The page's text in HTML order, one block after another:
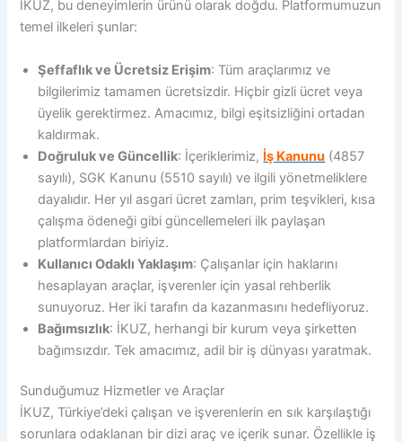
İKUZ, bu deneyimlerin ürünü olarak doğdu. Platformumuzun
temel ilkeleri şunlar:
Şeffaflık ve Ücretsiz Erişim: Tüm araçlarımız ve
bilgilerimiz tamamen ücretsizdir. Hiçbir gizli ücret veya
üyelik gerektirmez. Amacımız, bilgi eşitsizliğini ortadan
kaldırmak.
Doğruluk ve Güncellik: İçeriklerimiz, İş Kanunu (4857
sayılı), SGK Kanunu (5510 sayılı) ve ilgili yönetmeliklere
dayalıdır. Her yıl asgari ücret zamları, prim teşvikleri, kısa
çalışma ödeneği gibi güncellemeleri ilk paylaşan
platformlardan biriyiz.
Kullanıcı Odaklı Yaklaşım: Çalışanlar için haklarını
hesaplayan araçlar, işverenler için yasal rehberlik
sunuyoruz. Her iki tarafın da kazanmasını hedefliyoruz.
Bağımsızlık: İKUZ, herhangi bir kurum veya şirketten
bağımsızdır. Tek amacımız, adil bir iş dünyası yaratmak.
Sunduğumuz Hizmetler ve Araçlar
İKUZ, Türkiye’deki çalışan ve işverenlerin en sık karşılaştığı
sorunlara odaklanan bir dizi araç ve içerik sunar. Özellikle iş